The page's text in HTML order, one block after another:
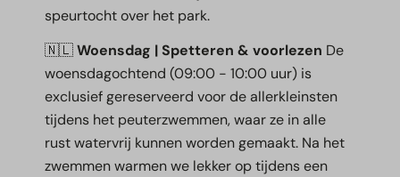
speurtocht over het park.
🇳🇱Woensdag | Spetteren & voorlezen De
woensdagochtend (09:00 - 10:00 uur) is
exclusief gereserveerd voor de allerkleinsten
tijdens het peuterzwemmen, waar ze in alle
rust watervrij kunnen worden gemaakt. Na het
zwemmen warmen we lekker op tijdens een